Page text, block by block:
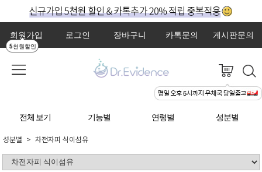
회원가입
5천원할인
로그인 장바구니 카톡문의 게시판문의
전체 보기 기능별 연령별 성분별
성분별 차전자피 식이섬유